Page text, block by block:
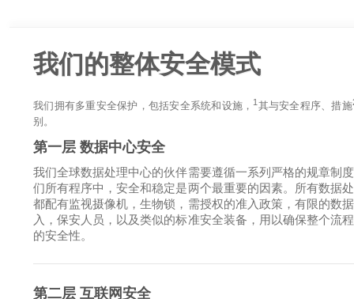
我们的整体安全模式
我们拥有多重安全保护，包括安全系统和设施， 1 其与安全程序、措施
别。
第一层 数据中心安全
我们全球数据处理中心的伙伴需要遵循一系列严格的规章制
们所有程序中，安全和稳定是两个最重要的因素。所有数据
都配有监视摄像机，生物锁，需授权的准入政策，有限的数
入，保安人员，以及类似的标准安全装备，用以确保整个流
的安全性。
第二层 互联网安全